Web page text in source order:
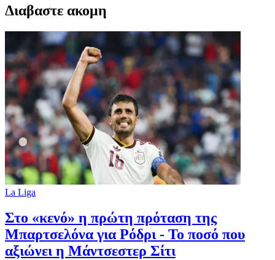
Διαβαστε ακομη
La Liga
Στο «κενό» η πρώτη πρόταση της
Μπαρτσελόνα για Ρόδρι - Το ποσό που
αξιώνει η Μάντσεστερ Σίτι